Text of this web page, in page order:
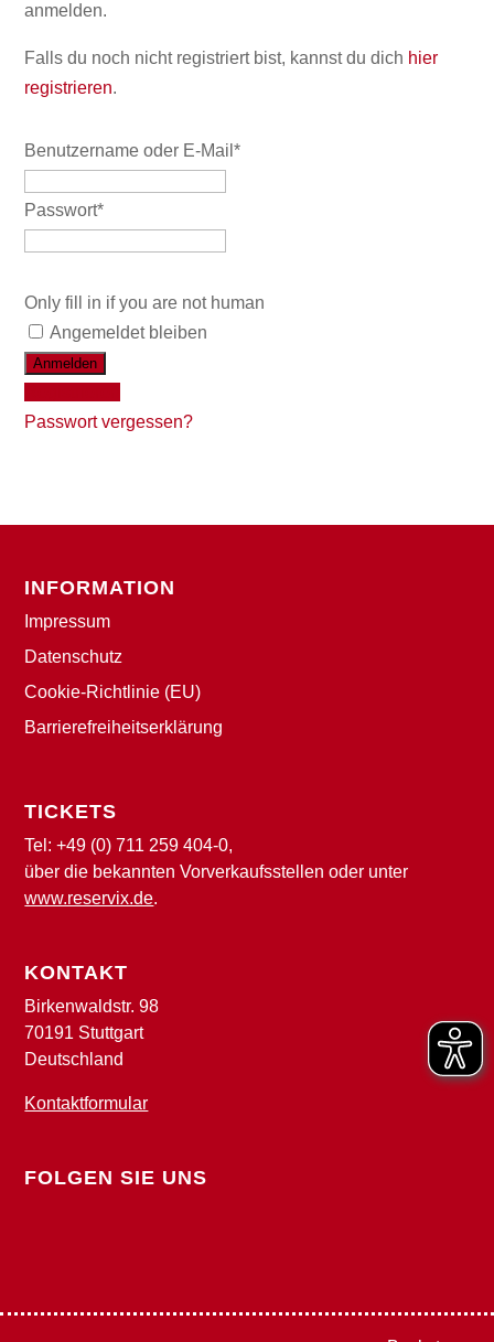
anmelden.
Falls du noch nicht registriert bist, kannst du dich hier
registrieren.
Benutzername oder E-Mail*
Passwort*
Only fill in if you are not human
Angemeldet bleiben
Passwort vergessen?
INFORMATION
Impressum
Datenschutz
Cookie-Richtlinie (EU)
Barrierefreiheitserklärung
TICKETS
Tel:+49 (0) 711 259 404-0,
über die bekannten Vorverkaufsstellen oder unter
www.reservix.de.
KONTAKT
Birkenwaldstr. 98
70191 Stuttgart
Deutschland
Kontaktformular
FOLGEN SIE UNS